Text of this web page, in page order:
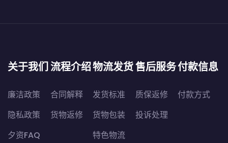
关于我们
廉洁政策
隐私政策
夕资FAQ
流程介绍
合同解释
货物返修
物流发货
发货标准
货物包装
特色物流
售后服务
质保返修
投诉处理
付款信息
付款方式